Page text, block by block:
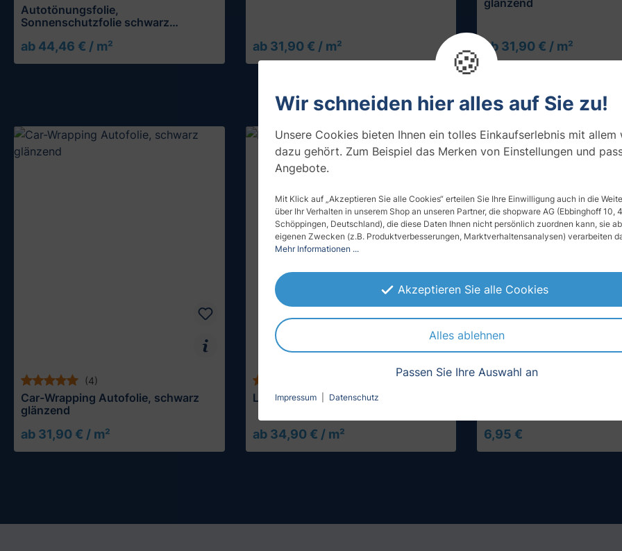
Autotönungsfolie,
Sonnenschutzfolie schwarz
ab 44,46 € / m²Muster testen ab 31,90 € / m²Muster testen
glänzend
ab 31,90 € / m²Muster testen
(4)
Car-Wrapping Autofolie, schwarz
glänzend
ab 31,90 € / m²Muster testen
Lackschutzfolie, klar durchsichtig
ab 34,90 € / m²Muster testen 6,95 €
🍪
Wir schneiden hier alles auf Sie zu!
Unsere Cookies bieten Ihnen ein tolles Einkaufserlebnis mit allem
dazu gehört. Zum Beispiel das Merken von Einstellungen und
Angebote.
Mit Klick auf „Akzeptieren Sie alle Cookies“ erteilen Sie Ihre Einwilligung auch in die
über Ihr Verhalten in unserem Shop an unseren Partner, die shopware AG (Ebbinghoff 10,
Schöppingen, Deutschland), die diese Daten Ihnen nicht persönlich zuordnen kann, sie
eigenen Zwecken (z.B. Produktverbesserungen, Marktverhaltensanalysen) verarbeiten
Mehr Informationen ...
Akzeptieren Sie alle Cookies
Alles ablehnen
Passen Sie Ihre Auswahl an
Impressum Datenschutz